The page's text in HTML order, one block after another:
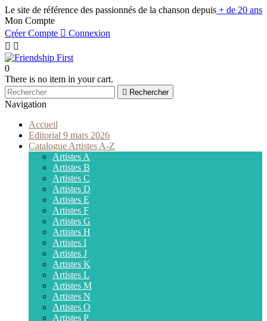
Le site de référence des passionnés de la chanson depuis + de 20 ans
Mon Compte
Créer Compte  Connexion
 
0
There is no item in your cart.
 Rechercher
Navigation
Accueil
Editorial 9 mars 2026
Catalogue Artistes A-Z
Artistes A
Artistes B
Artistes C
Artistes D
Artistes E
Artistes F
Artistes G
Artistes H
Artistes I
Artistes J
Artistes K
Artistes L
Artistes M
Artistes N
Artistes O
Artistes P